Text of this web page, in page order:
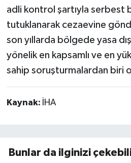
adli kontrol şartıyla serbest
tutuklanarak cezaevine
son yıllarda bölgede yasa
yönelik en kapsamlı ve en
sahip soruşturmalardan biri
Kaynak: İHA
Bunlar da ilginizi